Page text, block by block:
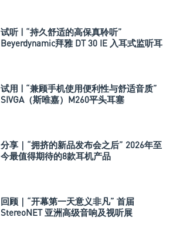
试听 | “持久舒适的高保真聆听”
Beyerdynamic拜雅 DT 30 IE 入耳式监听耳
试用 | “兼顾手机使用便利性与舒适音质”
SIVGA（斯唯嘉）M260平头耳塞
分享｜“拥挤的新品发布会之后” 2026年至
今最值得期待的8款耳机产品
回顾｜“开幕第一天意义非凡” 首届
StereoNET 亚洲高级音响及视听展